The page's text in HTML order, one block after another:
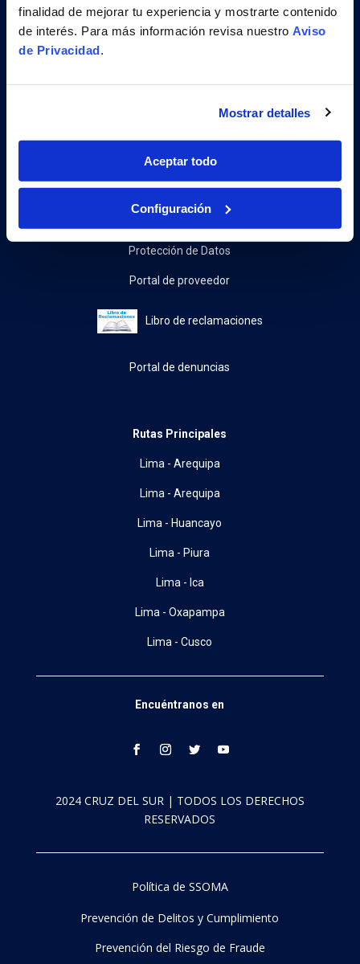
finalidad de mejorar tu experiencia y mostrarte contenido
de interés. Para más información revisa nuestro Aviso
de Privacidad.
Mostrar detalles
Aceptar todo
Configuración
 993 555 276
Perú
Pasajero frecuente
Restricciones de tarifa
Protección de Datos
Portal de proveedor
Libro de reclamaciones
Portal de denuncias
Rutas Principales
Lima - Arequipa
Lima - Arequipa
Lima - Huancayo
Lima - Piura
Lima - Ica
Lima - Oxapampa
Lima - Cusco
Encuéntranos en
2024 CRUZ DEL SUR | TODOS LOS DERECHOS
RESERVADOS
Política de SSOMA
Prevención de Delitos y Cumplimiento
Prevención del Riesgo de Fraude